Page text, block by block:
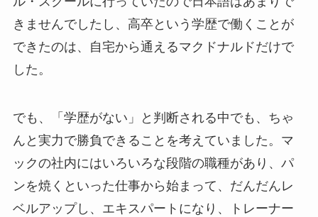
きませんでしたし、高卒という学歴で働くことが
できたのは、自宅から通えるマクドナルドだけで
した。
でも、「学歴がない」と判断される中でも、ちゃ
んと実力で勝負できることを考えていました。マ
ックの社内にはいろいろな段階の職種があり、パ
ンを焼くといった仕事から始まって、だんだんレ
ベルアップし、エキスパートになり、トレーナー